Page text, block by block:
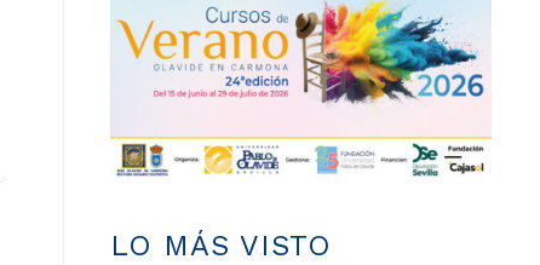
LO MÁS VISTO